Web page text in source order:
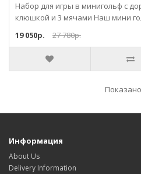
Набор для игры в минигольф c
клюшкой и 3 мячами Наш мини
19 050р.
27 780р.
Информация
About Us
Delivery Information